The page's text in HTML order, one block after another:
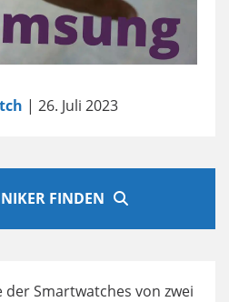
| 26. Juli 2023
FINDEN
Smartwatches von zwei